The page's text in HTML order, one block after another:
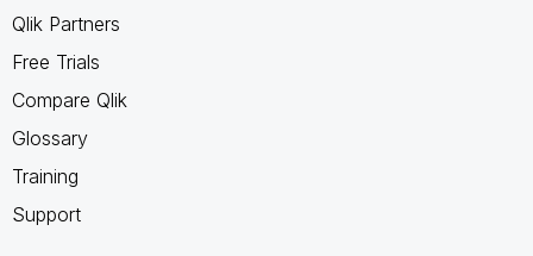
Qlik Partners
Free Trials
Compare Qlik
Glossary
Training
Support